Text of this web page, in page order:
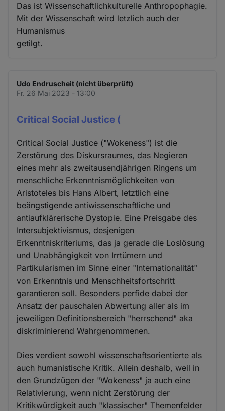
Das ist Wissenschaftlichkulturelle Anthropophagie.
Mit der Wissenschaft wird letzlich auch der
Humanismus
getilgt.
Udo Endruscheit (nicht überprüft)
Fr. 26 Mai 2023 - 13:00
Critical Social Justice (
Critical Social Justice ("Wokeness") ist die
Zerstörung des Diskursraumes, das Negieren
eines mehr als zweitausendjährigen Ringens um
menschliche Erkenntnismöglichkeiten von
Aristoteles bis Hans Albert, letztlich eine
beängstigende antiwissenschaftliche und
antiaufklärerische Dystopie. Eine Preisgabe des
Intersubjektivismus, desjenigen
Erkenntniskriteriums, das ja gerade die Loslösung
und Unabhängigkeit von Irrtümern und
Partikularismen im Sinne einer "Internationalität"
von Erkenntnis und Menschheitsfortschritt
garantieren soll. Besonders perfide dabei der
Ansatz der pauschalen Abwertung aller als im
jeweiligen Definitionsbereich "herrschend" aka
diskriminierend Wahrgenommenen.
Dies verdient sowohl wissenschaftsorientierte als
auch humanistische Kritik. Allein deshalb, weil in
den Grundzügen der "Wokeness" ja auch eine
Relativierung, wenn nicht Zerstörung der
Kritikwürdigkeit auch "klassischer" Themenfelder